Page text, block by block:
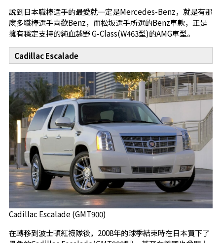
說到日本職棒選手的最愛就一定是Mercedes-Benz，就是有那
麼多職棒選手喜歡Benz，而松坂選手所選的Benz車款，正是
擁有穩定支持的純血越野 G-Class(W463型)的AMG車型。
Cadillac Escalade
Cadillac Escalade (GMT900)
在轉移到波士頓紅襪隊後，2008年的球季結束時在日本買下了